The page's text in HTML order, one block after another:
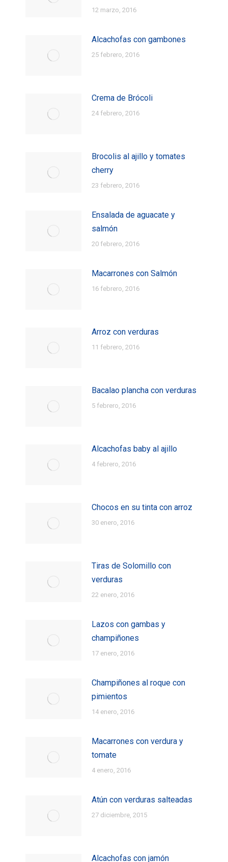
12 marzo, 2016
Alcachofas con gambones
25 febrero, 2016
Crema de Brócoli
24 febrero, 2016
Brocolis al ajillo y tomates
cherry
23 febrero, 2016
Ensalada de aguacate y
salmón
20 febrero, 2016
Macarrones con Salmón
16 febrero, 2016
Arroz con verduras
11 febrero, 2016
Bacalao plancha con verduras
5 febrero, 2016
Alcachofas baby al ajillo
4 febrero, 2016
Chocos en su tinta con arroz
30 enero, 2016
Tiras de Solomillo con
verduras
22 enero, 2016
Lazos con gambas y
champiñones
17 enero, 2016
Champiñones al roque con
pimientos
14 enero, 2016
Macarrones con verdura y
tomate
4 enero, 2016
Atún con verduras salteadas
27 diciembre, 2015
Alcachofas con jamón